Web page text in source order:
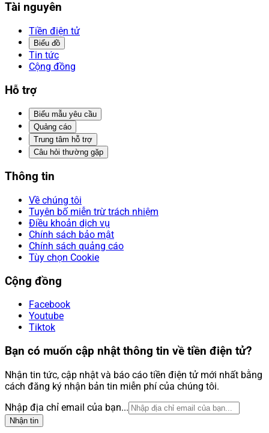
Tài nguyên
Tiền điện tử
Biểu đồ
Tin tức
Cộng đồng
Hỗ trợ
Biểu mẫu yêu cầu
Quảng cáo
Trung tâm hỗ trợ
Câu hỏi thường gặp
Thông tin
Về chúng tôi
Tuyên bố miễn trừ trách nhiệm
Điều khoản dịch vụ
Chính sách bảo mật
Chính sách quảng cáo
Tùy chọn Cookie
Cộng đồng
Facebook
Youtube
Tiktok
Bạn có muốn cập nhật thông tin về tiền điện tử?
Nhận tin tức, cập nhật và báo cáo tiền điện tử mới nhất bằng
cách đăng ký nhận bản tin miễn phí của chúng tôi.
Nhập địa chỉ email của bạn...
Nhận tin